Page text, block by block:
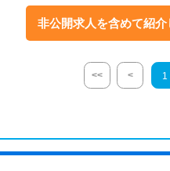
非公開求人を含めて紹介
<< < 1